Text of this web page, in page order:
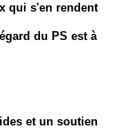
qui s'en rendent
du PS est à
et un soutien